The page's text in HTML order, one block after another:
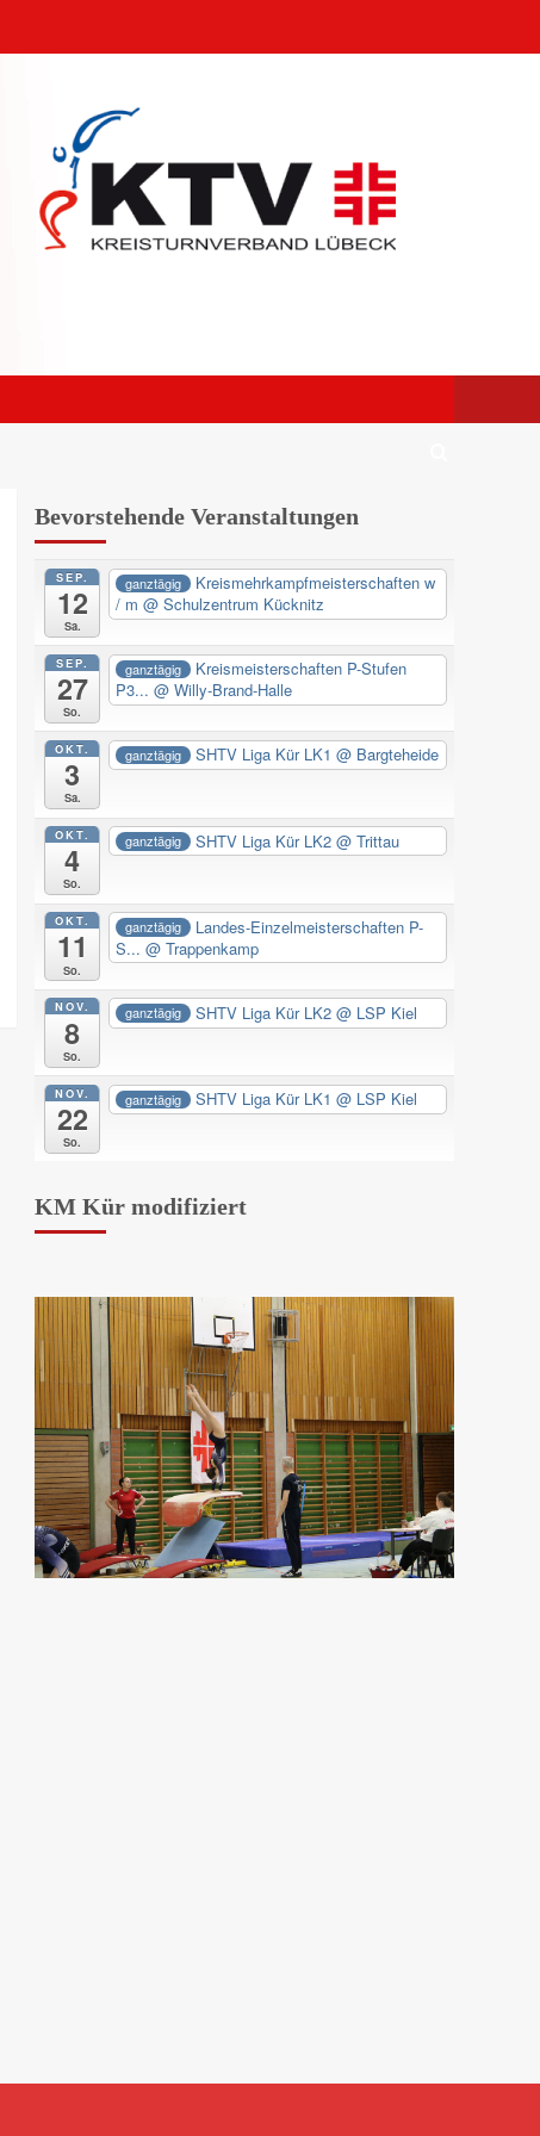
Bevorstehende Veranstaltungen
SEP.
12
Sa.
ganztägig
Kreismehrkampfmeisterschaften w
/ m@ Schulzentrum Kücknitz
SEP.
27
So.
ganztägig
Kreismeisterschaften P-Stufen
P3...@ Willy-Brand-Halle
OKT.
3
Sa.
ganztägig SHTV Liga Kür LK1 @ Bargteheide
OKT.
4
So.
ganztägig SHTV Liga Kür LK2 @ Trittau
OKT.
11
So.
ganztägig
Landes-Einzelmeisterschaften P-
S...@ Trappenkamp
NOV.
8
So.
ganztägig SHTV Liga Kür LK2 @ LSP Kiel
NOV.
22
So.
ganztägig SHTV Liga Kür LK1 @ LSP Kiel
KM Kür modifiziert